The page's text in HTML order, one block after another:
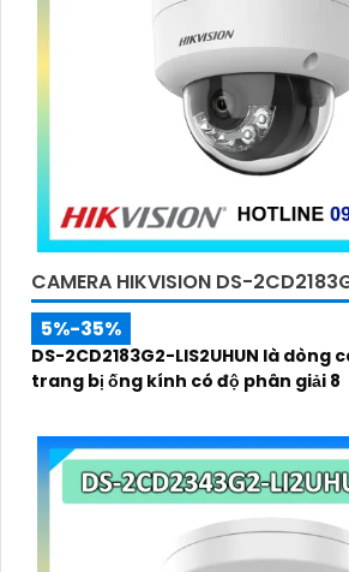
CAMERA HIKVISION DS-
5%-35%
DS-2CD2183G2-LIS2UHUN là dòng
trang bị ống kính có độ phân giải 8